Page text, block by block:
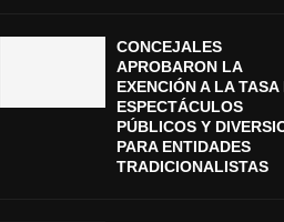
CONCEJALES
APROBARON LA
EXENCIÓN A LA TASA
ESPECTÁCULOS
PÚBLICOS Y
PARA ENTIDADES
TRADICIONALISTAS